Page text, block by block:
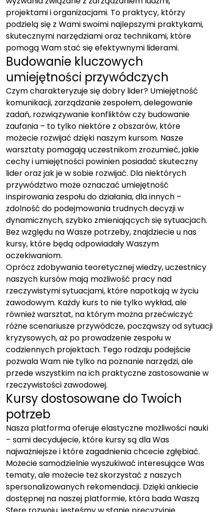
projektami i organizacjami. To praktycy, którzy
podzielą się z Wami swoimi najlepszymi praktykami,
skutecznymi narzędziami oraz technikami, które
pomogą Wam stać się efektywnymi liderami.
Budowanie kluczowych
umiejętności przywódczych
Czym charakteryzuje się dobry lider? Umiejętność
komunikacji, zarządzanie zespołem, delegowanie
zadań, rozwiązywanie konfliktów czy budowanie
zaufania – to tylko niektóre z obszarów, które
możecie rozwijać dzięki naszym kursom. Nasze
warsztaty pomagają uczestnikom zrozumieć, jakie
cechy i umiejętności powinien posiadać skuteczny
lider oraz jak je w sobie rozwijać. Dla niektórych
przywództwo może oznaczać umiejętność
inspirowania zespołu do działania, dla innych –
zdolność do podejmowania trudnych decyzji w
dynamicznych, szybko zmieniających się sytuacjach.
Bez względu na Wasze potrzeby, znajdziecie u nas
kursy, które będą odpowiadały Waszym
oczekiwaniom.
Oprócz zdobywania teoretycznej wiedzy, uczestnicy
naszych kursów mają możliwość pracy nad
rzeczywistymi sytuacjami, które napotkają w życiu
zawodowym. Każdy kurs to nie tylko wykład, ale
również warsztat, na którym można przećwiczyć
różne scenariusze przywódcze, począwszy od sytuacji
kryzysowych, aż po prowadzenie zespołu w
codziennych projektach. Tego rodzaju podejście
pozwala Wam nie tylko na poznanie narzędzi, ale
przede wszystkim na ich praktyczne zastosowanie w
rzeczywistości zawodowej.
Kursy dostosowane do Twoich
potrzeb
Nasza platforma oferuje elastyczne możliwości nauki
– sami decydujecie, które kursy są dla Was
najważniejsze i które zagadnienia chcecie zgłębiać.
Możecie samodzielnie wyszukiwać interesujące Was
tematy, ale możecie też skorzystać z naszych
spersonalizowanych rekomendacji. Dzięki ankiecie
dostępnej na naszej platformie, która bada Waszą